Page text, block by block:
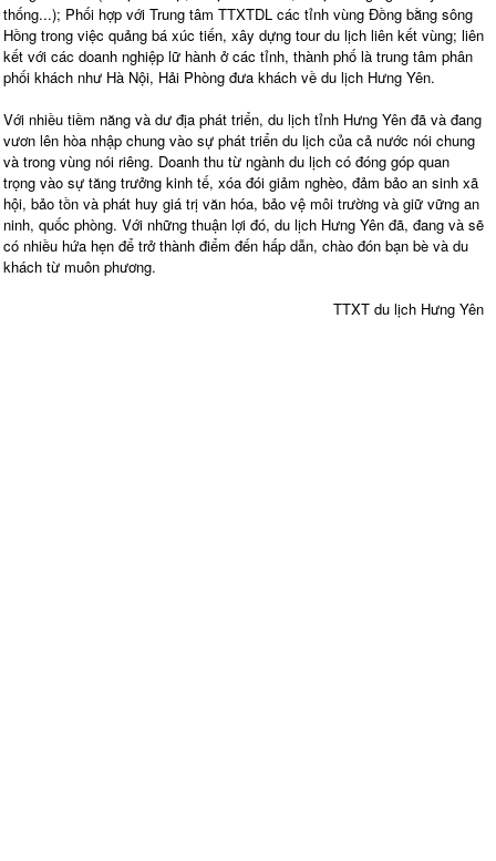
thống...); Phối hợp với Trung tâm TTXTDL các tỉnh vùng Đồng bằng sông
Hồng trong việc quảng bá xúc tiến, xây dựng tour du lịch liên kết vùng; liên
kết với các doanh nghiệp lữ hành ở các tỉnh, thành phố là trung tâm phân
phối khách như Hà Nội, Hải Phòng đưa khách về du lịch Hưng Yên.
Với nhiều tiềm năng và dư địa phát triển, du lịch tỉnh Hưng Yên đã và đang
vươn lên hòa nhập chung vào sự phát triển du lịch của cả nước nói chung
và trong vùng nói riêng. Doanh thu từ ngành du lịch có đóng góp quan
trọng vào sự tăng trưởng kinh tế, xóa đói giảm nghèo, đảm bảo an sinh xã
hội, bảo tồn và phát huy giá trị văn hóa, bảo vệ môi trường và giữ vững an
ninh, quốc phòng. Với những thuận lợi đó, du lịch Hưng Yên đã, đang và sẽ
có nhiều hứa hẹn để trở thành điểm đến hấp dẫn, chào đón bạn bè và du
khách từ muôn phương.
TTXT du lịch Hưng Yên